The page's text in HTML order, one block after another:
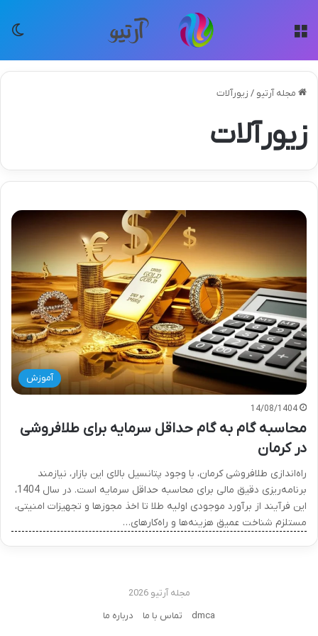
مجله آرتیو / زیورآلات
زیورآلات
آموزش
14/08/1404
محاسبه گام به گام حداقل سرمایه برای طلافروشی
در کرمان
راه‌اندازی طلافروشی کرمان، با وجود پتانسیل بالای این بازار، نیازمند
برنامه‌ریزی دقیق مالی برای محاسبه حداقل سرمایه است. در سال 1404،
این فرآیند از برآورد موجودی اولیه طلا تا اخذ مجوزها و تجهیزات امنیتی،
مستلزم شناخت عمیق هزینه‌ها و راه‌کارهای…
مجله آرتیو 2026
dmca
تماس با ما درباره ما